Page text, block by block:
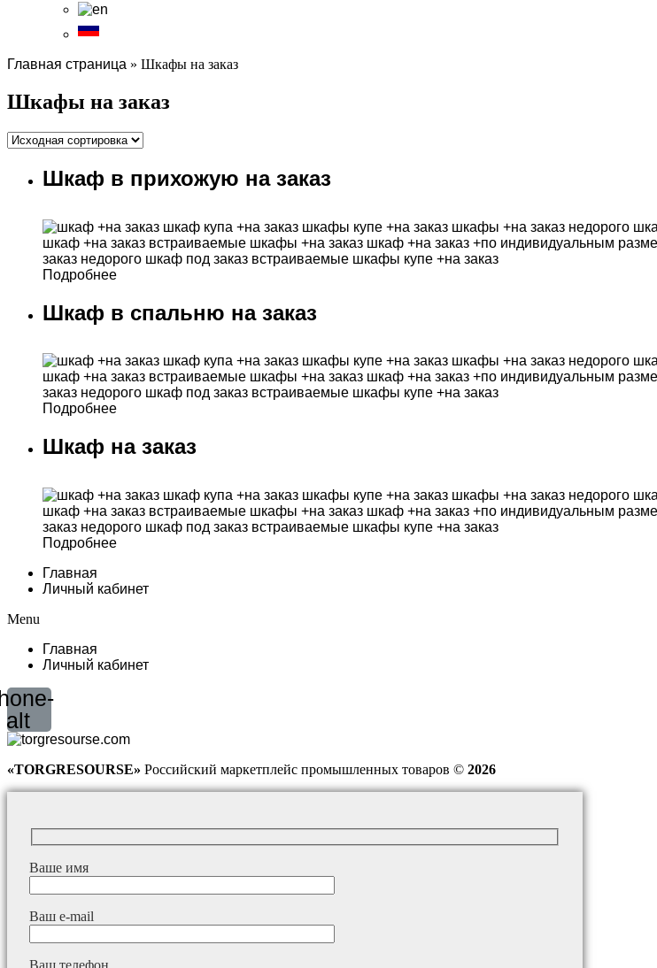
Главная страница » Шкафы на заказ
Шкафы на заказ
Шкаф в прихожую на заказ
Подробнее
Шкаф в спальню на заказ
Подробнее
Шкаф на заказ
Подробнее
Главная
Личный кабинет
Menu
Главная
Личный кабинет
alt
«TORGRESOURSE» Российский маркетплейс промышленных товаров © 2026
Ваше имя
Ваш e-mail
Ваш телефон